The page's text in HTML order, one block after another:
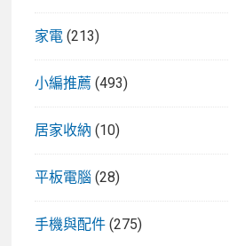
家電 (213)
小編推薦 (493)
居家收納 (10)
平板電腦 (28)
手機與配件 (275)